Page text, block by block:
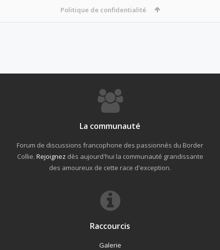
Politique de confidentialité
La communauté
Forum de discussions francophone des passionnés du Border
Collie. Rejoignez dès aujourd'hui la communauté grandissante
des amoureux de cette race d'exception.
Raccourcis
Galerie